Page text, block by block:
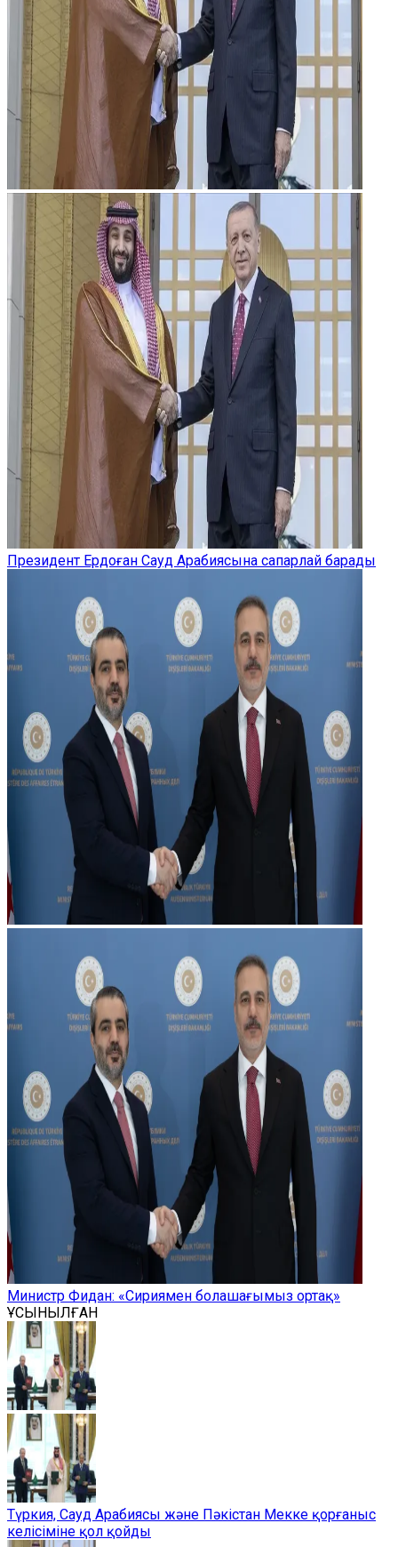
Президент Ердоған Сауд Арабиясына сапарлай барады
Министр Фидан: «Сириямен болашағымыз ортақ»
ҰСЫНЫЛҒАН
Түркия, Сауд Арабиясы және Пәкістан Мекке қорғаныс
келісіміне қол қойды